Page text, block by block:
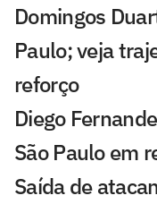
Domingos
Paulo; veja
reforço
Diego
São Paulo em
Saída de